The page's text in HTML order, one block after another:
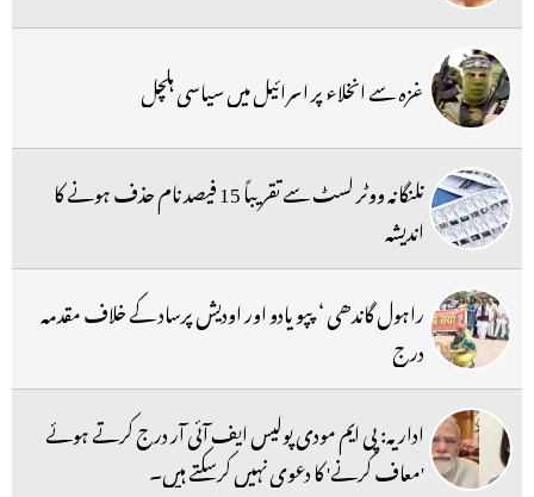
غزہ سے انخلاء پر اسرائیل میں سیاسی ہلچل
تلنگانہ ووٹر لسٹ سے تقریباً 15 فیصد نام حذف ہونے کا
اندیشہ
راہول گاندھی ‘ پپو یادو اور اودیش پرساد کے خلاف مقدمہ
درج
اداریہ: پی ایم مودی پولیس ایف آئی آر درج کرتے ہوئے
'معاف کرنے' کا دعوی نہیں کرسکتے ہیں۔